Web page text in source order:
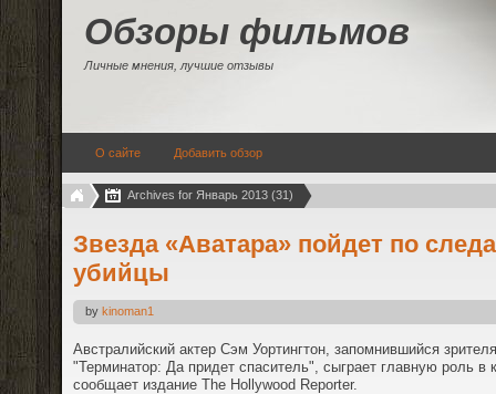
Обзоры фильмов
Личные мнения, лучшие отзывы
О сайте Добавить обзор
Archives for Январь 2013 (31)
Звезда «Аватара» пойдет по
убийцы
by kinoman1
Австралийский актер Сэм Уортингтон, запомнившийся
"Терминатор: Да придет спаситель", сыграет главную роль в
сообщает издание The Hollywood Reporter.